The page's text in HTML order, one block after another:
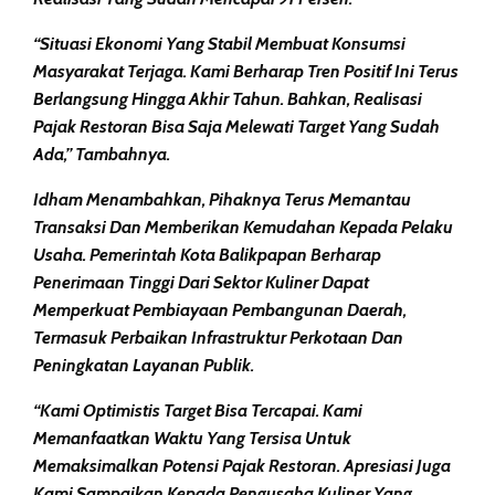
“Situasi Ekonomi Yang Stabil Membuat Konsumsi
Masyarakat Terjaga. Kami Berharap Tren Positif Ini Terus
Berlangsung Hingga Akhir Tahun. Bahkan, Realisasi
Pajak Restoran Bisa Saja Melewati Target Yang Sudah
Ada,” Tambahnya.
Idham Menambahkan, Pihaknya Terus Memantau
Transaksi Dan Memberikan Kemudahan Kepada Pelaku
Usaha. Pemerintah Kota Balikpapan Berharap
Penerimaan Tinggi Dari Sektor Kuliner Dapat
Memperkuat Pembiayaan Pembangunan Daerah,
Termasuk Perbaikan Infrastruktur Perkotaan Dan
Peningkatan Layanan Publik.
“Kami Optimistis Target Bisa Tercapai. Kami
Memanfaatkan Waktu Yang Tersisa Untuk
Memaksimalkan Potensi Pajak Restoran. Apresiasi Juga